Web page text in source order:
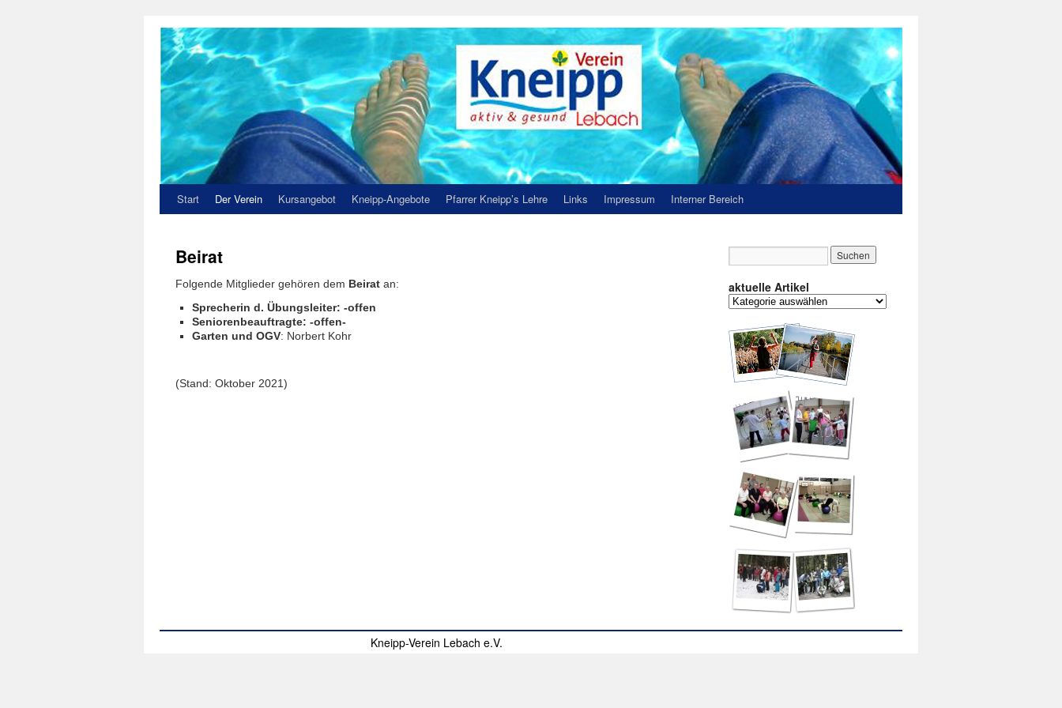
Inhalt
springen
Start Der Verein Kursangebot Kneipp-Angebote Pfarrer Kneipp’s Lehre Links Impressum Interner Bereich
Beirat
Folgende Mitglieder gehören dem Beirat an:
Sprecherin d. Übungsleiter: -offen
Seniorenbeauftragte: -offen-
Garten und OGV: Norbert Kohr
(Stand: Oktober 2021)
aktuelle Artikel
aktuelle
Kneipp-Verein Lebach e.V.